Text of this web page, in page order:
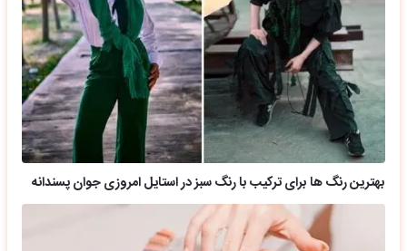
بهترین رنگ ها برای ترکیب با رنگ سبز در استایل امروزی جوان پسندانه